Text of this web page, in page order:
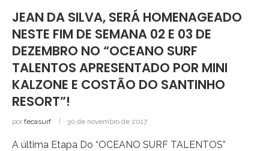
JEAN DA SILVA, SERÁ HOMENAGEADO
NESTE FIM DE SEMANA 02 E 03 DE
DEZEMBRO NO “OCEANO SURF
TALENTOS APRESENTADO POR MINI
KALZONE E COSTÃO DO SANTINHO
RESORT”!
por fecasurf 30 de novembro de 2017
A última Etapa Do “OCEANO SURF TALENTOS”